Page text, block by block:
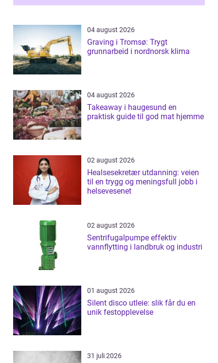
04 august 2026
Graving i Tromsø: Trygt
grunnarbeid i nordnorsk klima
04 august 2026
Takeaway i haugesund en
praktisk guide til god mat hjemme
02 august 2026
Healsesekretær utdanning: veien
til en trygg og meningsfull jobb i
helsevesenet
02 august 2026
Sentrifugalpumpe effektiv
vannflytting i landbruk og industri
01 august 2026
Silent disco utleie: slik får du en
unik festopplevelse
31 juli 2026